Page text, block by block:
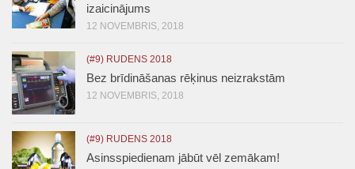
izaicinājums
12 NOVEMBRIS, 2018
(#9) RUDENS 2018
Bez brīdināšanas rēķinus neizrakstām
12 NOVEMBRIS, 2018
(#9) RUDENS 2018
Asinsspiedienam jābūt vēl zemākam!